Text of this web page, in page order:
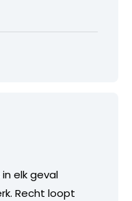
elk geval
Recht loopt